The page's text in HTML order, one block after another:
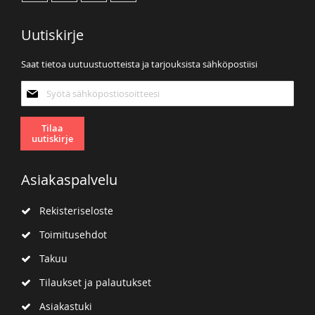
Uutiskirje
Saat tietoa uutuustuotteista ja tarjouksista sähköpostiisi
uutiskirjeemme:
Tilaa
uutiskirje
Asiakaspalvelu
Rekisteriseloste
Toimitusehdot
Takuu
Tilaukset ja palautukset
Asiakastuki